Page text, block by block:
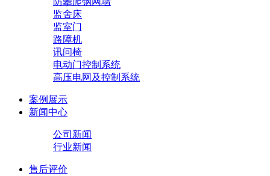
监舍床
监室门
路障机
讯问椅
电动门控制系统
高压电网及控制系统
案例展示
新闻中心
公司新闻
行业新闻
售后评价